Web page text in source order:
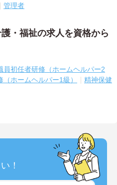
管理者
・福祉の求人を資格から
員初任者研修（ホームヘルパー2
（ホームヘルパー1級）
精神保健
！